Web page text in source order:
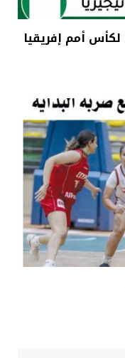
لكأس أمم إفريقيا